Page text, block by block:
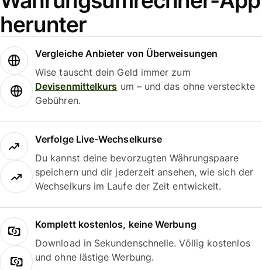
herunter
Vergleiche Anbieter von Überweisungen
Wise tauscht dein Geld immer zum
Devisenmittelkurs um – und das ohne versteckte
Gebühren.
Verfolge Live-Wechselkurse
Du kannst deine bevorzugten Währungspaare
speichern und dir jederzeit ansehen, wie sich der
Wechselkurs im Laufe der Zeit entwickelt.
Komplett kostenlos, keine Werbung
Download in Sekundenschnelle. Völlig kostenlos
und ohne lästige Werbung.